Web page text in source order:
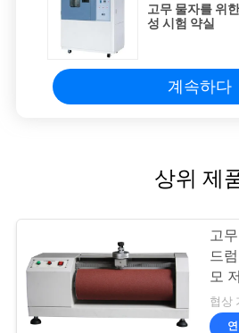
고무 물자를 위
성 시험 약실
계속하다
상위 제
고
드
모
협상